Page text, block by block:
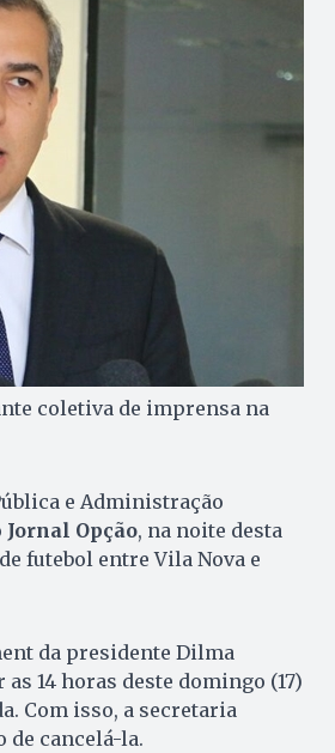
coletiva de imprensa na
e Administração
Jornal Opção, na noite desta
futebol entre Vila Nova e
da presidente Dilma
14 horas deste domingo (17)
Com isso, a secretaria
de cancelá-la.